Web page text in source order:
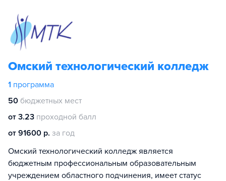
Омский технологический колледж
1 программа
50 бюджетных мест
от 3.23 проходной балл
от 91600 р. за год
Омский технологический колледж является
бюджетным профессиональным образовательным
учреждением областного подчинения, имеет статус